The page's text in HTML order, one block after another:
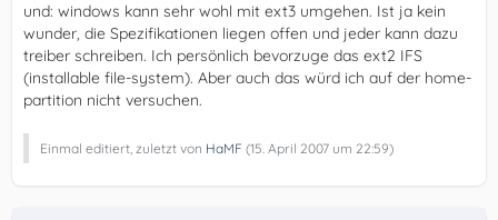
und: windows kann sehr wohl mit ext3 umgehen. Ist ja kein
wunder, die Spezifikationen liegen offen und jeder kann dazu
treiber schreiben. Ich persönlich bevorzuge das ext2 IFS
(installable file-system). Aber auch das würd ich auf der home-
partition nicht versuchen.
Einmal editiert, zuletzt von HaMF (15. April 2007 um 22:59)